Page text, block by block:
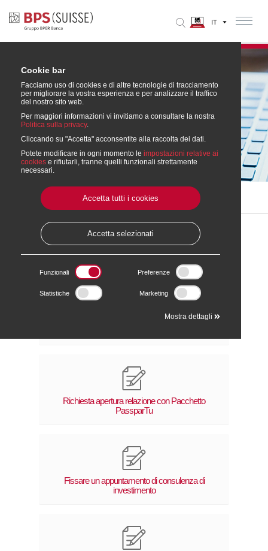
Richieste e Moduli
» Richieste e Moduli
I formulari qui raccolti vi aiuteranno nella stesura della vostra
richiesta.
Richiesta apertura relazione con Pacchetto
PassparTu
Fissare un appuntamento di consulenza di
investimento
Cookie bar
Facciamo uso di cookies e di altre tecnologie di tracciamento
per migliorare la vostra esperienza e per analizzare il traffico
del nostro sito web.
Per maggiori informazioni vi invitiamo a consultare la nostra
Politica sulla privacy.
Cliccando su "Accetta" acconsentite alla raccolta dei dati.
Potete modificare in ogni momento le impostazioni relative ai
cookies e rifiutarli, tranne quelli funzionali strettamente
necessari.
Accetta tutti i cookies
Accetta selezionati
Funzionali Preferenze
Statistiche Marketing
Mostra dettagli